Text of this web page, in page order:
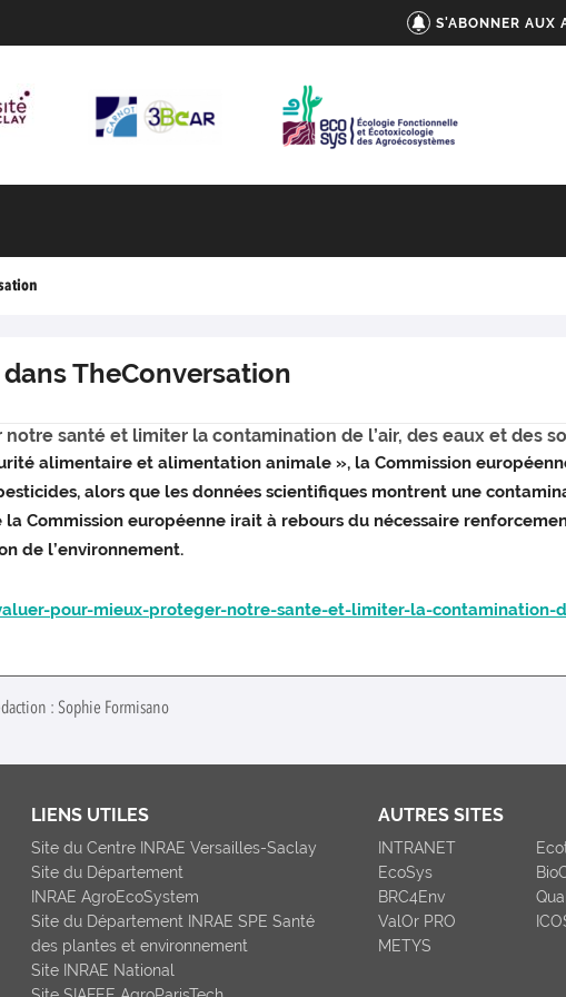
S'ABONNER AUX
TheConversation
santé et limiter la contamination de l’air, des eaux et des
alimentaire et alimentation animale », la Commission
alors que les données scientifiques montrent une
la Commission européenne irait à rebours du nécessaire
de l’environnement.
pour-mieux-proteger-notre-sante-et-limiter-la-contamination-
: Sophie Formisano
LIENS UTILES
Site du Centre INRAE Versailles-Saclay
Site du Département
INRAE AgroEcoSystem
Site du Département INRAE SPE Santé
des plantes et environnement
Site INRAE National
AUTRES SITES
INTRANET
EcoSys
BRC4Env
ValOr PRO
METYS